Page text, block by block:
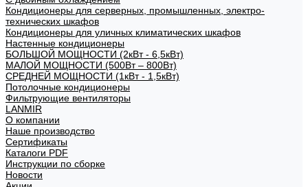
Кондиционеры для серверных, промышленных, электро-
технических шкафов
Кондиционеры для уличных климатических шкафов
Настенные кондиционеры
БОЛЬШОЙ МОЩНОСТИ (2кВт - 6,5кВт)
МАЛОЙ МОЩНОСТИ (500Вт – 800Вт)
СРЕДНЕЙ МОЩНОСТИ (1кВт - 1,5кВт)
Потолочные кондиционеры
Фильтрующие вентиляторы
LANMIR
О компании
Наше производство
Сертификаты
Каталоги PDF
Инструкции по сборке
Новости